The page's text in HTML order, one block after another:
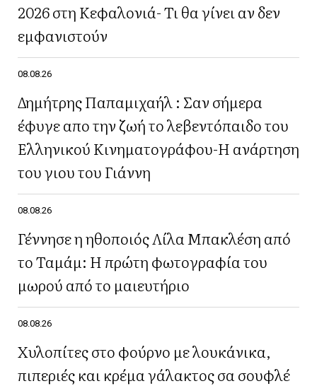
2026 στη Κεφαλονιά- Τι θα γίνει αν δεν
εμφανιστούν
08.08.26
Δημήτρης Παπαμιχαήλ : Σαν σήμερα
έφυγε απο την ζωή το λεβεντόπαιδο του
Ελληνικού Κινηματογράφου-Η ανάρτηση
του γιου του Γιάννη
08.08.26
Γέννησε η ηθοποιός Λίλα Μπακλέση από
το Ταμάμ: Η πρώτη φωτογραφία του
μωρού από το μαιευτήριο
08.08.26
Χυλοπίτες στο φούρνο με λουκάνικα,
πιπεριές και κρέμα γάλακτος σα σουφλέ